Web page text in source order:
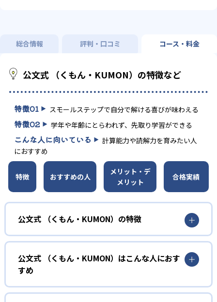
総合情報 評判・口コミ コース・料金
公文式 （くもん・KUMON）の特徴など
特徴01 スモールステップで自分で解ける喜びが味わえる
特徴02 学年や年齢にとらわれず、先取り学習ができる
こんな人に向いている
計算能力や読解力を育みたい人
におすすめ
特徴 おすすめの人
メリット・デ
メリット
合格実績
公文式 （くもん・KUMON）の特徴
01
無学年式の学力別学習
KUMONでは、年齢や学年にとらわれずに、一人ひとりの学
力に応じたレベルから学習を始めている。
確実に100点が取れるレベルから少しずつ難易度を上げてい
公文式 （くもん・KUMON）はこんな人におす
すめ
幼児